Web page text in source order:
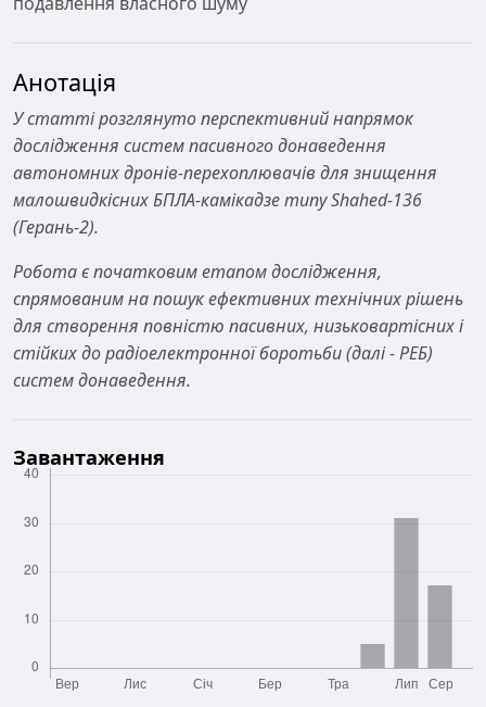
Анотація
У статті розглянуто перспективний напрямок
дослідження систем пасивного донаведення
автономних дронів-перехоплювачів для знищення
малошвидкісних БПЛА-камікадзе типу Shahed-136
(Герань-2).
Робота є початковим етапом дослідження,
спрямованим на пошук ефективних технічних рішень
для створення повністю пасивних, низьковартісних і
стійких до радіоелектронної боротьби (далі - РЕБ)
систем донаведення.
Завантаження